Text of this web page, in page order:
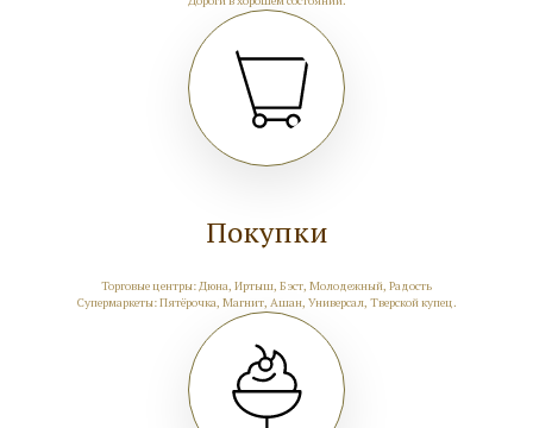
Покупки
Торговые центры: Дюна, Иртыш, Бэст, Молодежный, Радость
Супермаркеты: Пятёрочка, Магнит, Ашан, Универсал, Тверской купец.